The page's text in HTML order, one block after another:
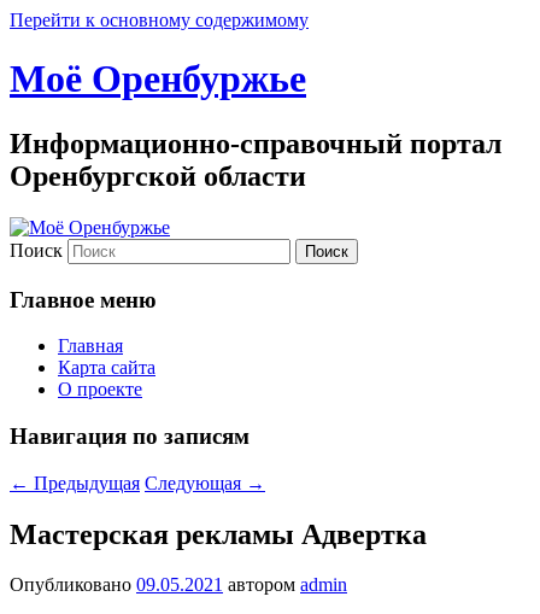
Перейти к основному содержимому
Моё Оренбуржье
Информационно-справочный портал
Оренбургской области
Поиск
Главное меню
Главная
Карта сайта
О проекте
Навигация по записям
← Предыдущая Следующая →
Мастерская рекламы Адвертка
Опубликовано 09.05.2021 автором admin